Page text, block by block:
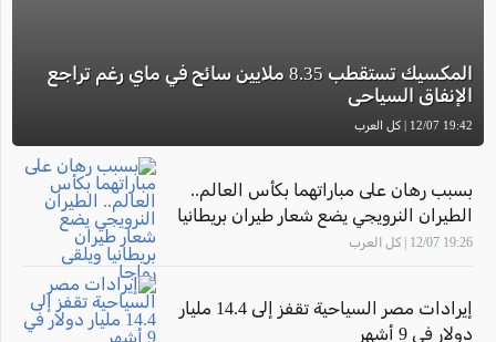
المكسيك تستقطب 8.35 ملايين سائح في ماي رغم تراجع
الإنفاق السياحي
19:42 12/07 | كل العرب
بسبب رهان على مباراتهما بكأس العالم..
الطيران النرويجي يضع شعار طيران بريطانيا
ويلقى رواجا
19:26 12/07 | كل العرب
إيرادات مصر السياحية تقفز إلى 14.4 مليار
دولار في 9 أشهر